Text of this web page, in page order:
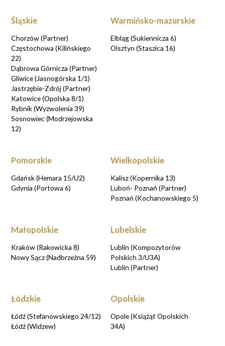
Śląskie
Chorzów (Partner)
Częstochowa (Kilińskiego
22)
Dąbrowa Górnicza (Partner)
Gliwice (Jasnogórska 1/1)
Jastrzębie-Zdrój (Partner)
Katowice (Opolska 8/1)
Rybnik (Wyzwolenia 39)
Sosnowiec (Modrzejowska
12)
Warmińsko-mazurskie
Elbląg (Sukiennicza 6)
Olsztyn (Staszica 16)
Pomorskie
Gdańsk (Hemara 15/U2)
Gdynia (Portowa 6)
Wielkopolskie
Kalisz (Kopernika 13)
Luboń- Poznań (Partner)
Poznań (Kochanowskiego 5)
Małopolskie
Kraków (Rakowicka 8)
Nowy Sącz (Nadbrzeżna 59)
Lubelskie
Lublin (Kompozytorów
Polskich 3/U3A)
Lublin (Partner)
Łódzkie
Łódź (Stefanowskiego 24/12)
Łódź (Widzew)
Opolskie
Opole (Książąt Opolskich
34A)